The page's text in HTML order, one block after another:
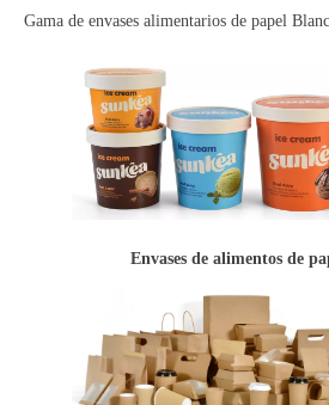
Gama de envases alimentarios de papel
Envases de alimentos de